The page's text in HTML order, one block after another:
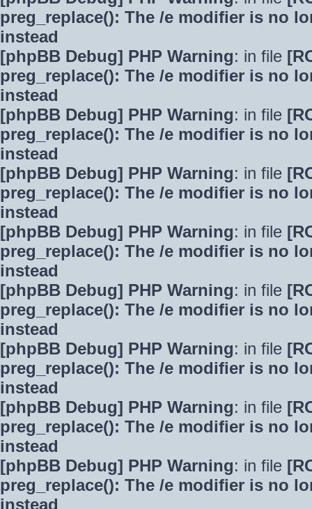
preg_replace(): The /e modifier is no
instead
[phpBB Debug] PHP Warning: in file
preg_replace(): The /e modifier is no
instead
[phpBB Debug] PHP Warning: in file
preg_replace(): The /e modifier is no
instead
[phpBB Debug] PHP Warning: in file
preg_replace(): The /e modifier is no
instead
[phpBB Debug] PHP Warning: in file
preg_replace(): The /e modifier is no
instead
[phpBB Debug] PHP Warning: in file
preg_replace(): The /e modifier is no
instead
[phpBB Debug] PHP Warning: in file
preg_replace(): The /e modifier is no
instead
[phpBB Debug] PHP Warning: in file
preg_replace(): The /e modifier is no
instead
[phpBB Debug] PHP Warning: in file
preg_replace(): The /e modifier is no
instead